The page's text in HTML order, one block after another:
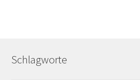
Schlagworte